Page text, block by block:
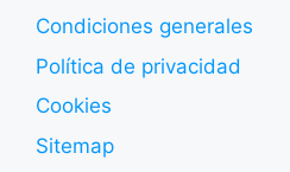
Condiciones generales
Política de privacidad
Cookies
Sitemap